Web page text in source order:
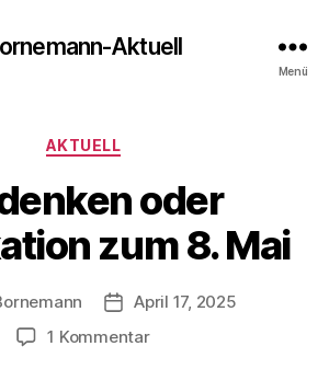
Aktuell
Menü
Kategorien
AKTUELL
oder
zum 8. Mai
Veröffentlichungsdatum
April 17, 2025
1 Kommentarzu